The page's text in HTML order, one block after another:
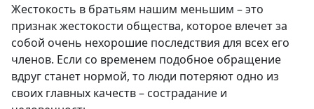
Жестокость в братьям нашим меньшим – это
признак жестокости общества, которое влечет за
собой очень нехорошие последствия для всех его
членов. Если со временем подобное обращение
вдруг станет нормой, то люди потеряют одно из
своих главных качеств – сострадание и